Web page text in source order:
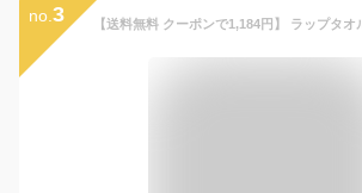
no. 3